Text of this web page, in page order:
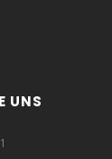
UNS